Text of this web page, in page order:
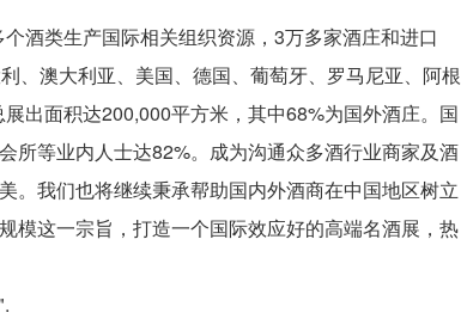
酒类生产国际相关组织资源，3万多家酒庄和进口
、澳大利亚、美国、德国、葡萄牙、罗马尼亚、阿根
出面积达200,000平方米，其中68%为国外酒庄。国
所等业内人士达82%。成为沟通众多酒行业商家及酒
。我们也将继续秉承帮助国内外酒商在中国地区树立
模这一宗旨，打造一个国际效应好的高端名酒展，热